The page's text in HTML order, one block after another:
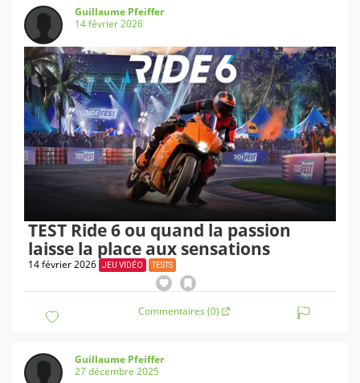
Guillaume Pfeiffer
14 février 2026
TEST Ride 6 ou quand la passion
laisse la place aux sensations
14 février 2026 JEU VIDÉO TESTS
Commentaires (0)
Guillaume Pfeiffer
27 décembre 2025